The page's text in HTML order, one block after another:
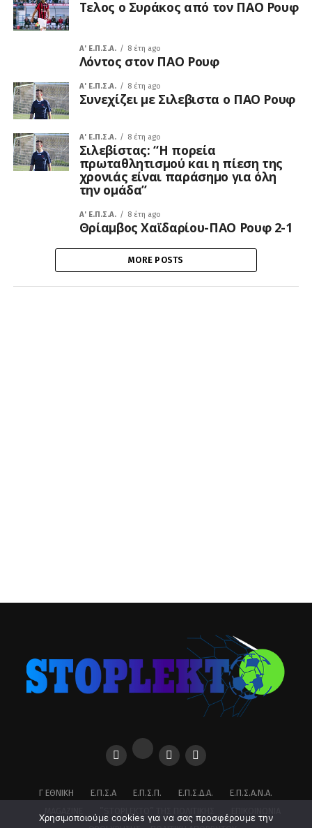
Τελος ο Συράκος από τον ΠΑΟ Ρουφ
A' Ε.Π.Σ.Α. 8 έτη ago
Λόντος στον ΠΑΟ Ρουφ
A' Ε.Π.Σ.Α. 8 έτη ago
Συνεχίζει με Σιλεβιστα ο ΠΑΟ Ρουφ
A' Ε.Π.Σ.Α. 8 έτη ago
Σιλεβίστας: “Η πορεία
πρωταθλητισμού και η πίεση της
χρονιάς είναι παράσημο για όλη
την ομάδα”
A' Ε.Π.Σ.Α. 8 έτη ago
Θρίαμβος Χαϊδαρίου-ΠΑΟ Ρουφ 2-1
MORE POSTS
Γ ΕΘΝΙΚΉ Ε.Π.Σ.Α Ε.Π.Σ.Π. Ε.Π.Σ.Δ.Α.
Ε.Π.Σ.Α.Ν.Α.
Χρησιμοποιούμε cookies για να σας προσφέρουμε την